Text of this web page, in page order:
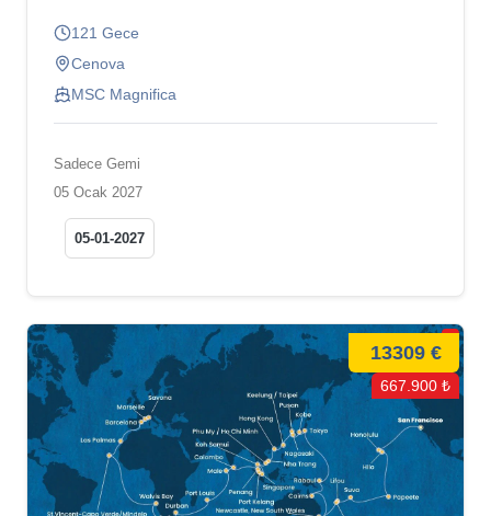
121 Gece
Cenova
MSC Magnifica
Sadece Gemi
05 Ocak 2027
05-01-2027
13309 €
667.900 ₺